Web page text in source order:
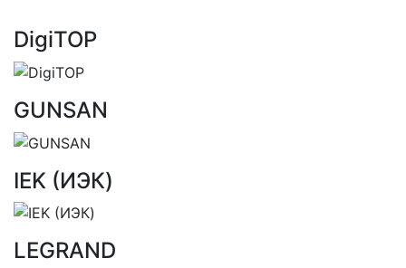
DigiTOP
GUNSAN
IEK (ИЭК)
LEGRAND